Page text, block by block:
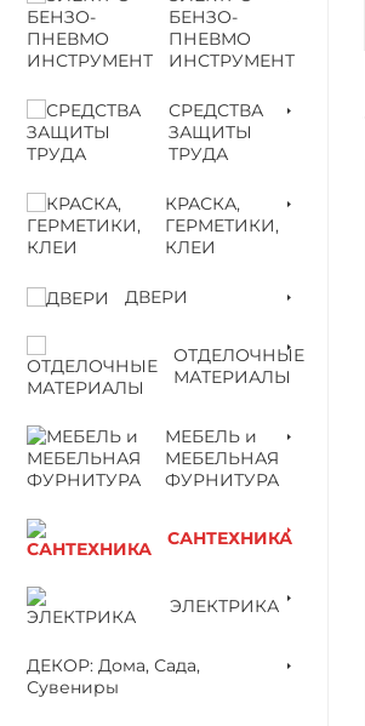
БЕНЗО-
ПНЕВМО
ИНСТРУМЕНТ
СРЕДСТВА
ЗАЩИТЫ
ТРУДА
КРАСКА,
ГЕРМЕТИКИ,
КЛЕИ
ДВЕРИ
ОТДЕЛОЧНЫЕ
МАТЕРИАЛЫ
МЕБЕЛЬ и
МЕБЕЛЬНАЯ
ФУРНИТУРА
САНТЕХНИКА
ЭЛЕКТРИКА
ДЕКОР: Дома, Сада,
Сувениры